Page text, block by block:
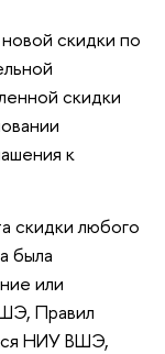
скидки по
скидки
к
скидки любого
была
или
Правил
НИУ ВШЭ,